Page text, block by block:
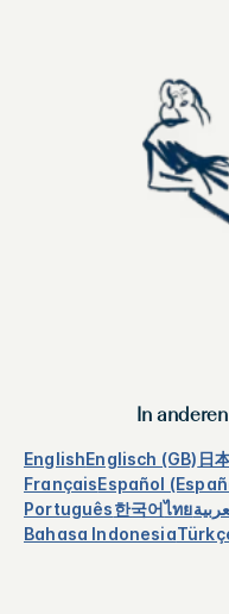
In
EnglishEnglisch (GB) 日
FrançaisEspañol
Português한국어ไทย
Bahasa Indonesia